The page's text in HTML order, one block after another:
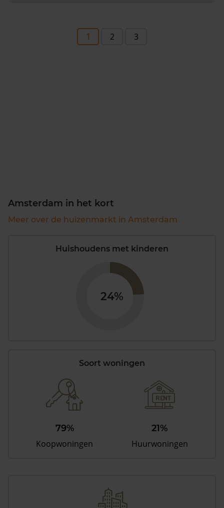
1 2 3
Amsterdam in het kort
Meer over de huizenmarkt in Amsterdam
Huishoudens met kinderen
24%
Soort woningen
79%
Koopwoningen
21%
Huurwoningen